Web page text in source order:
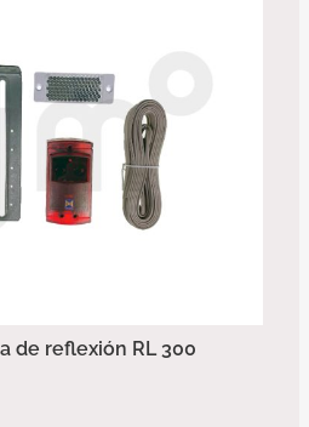
de reflexión RL 300